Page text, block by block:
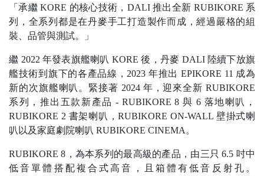
「承繼 KORE 的核心技術，DALI 推出全新 RUBIKORE 系
列，全系列都是在丹麥手工打造製作而成，經過嚴格的組
裝、品管與測試。」
繼 2022 年發表旗艦喇叭 KORE 後，丹麥 DALI 陸續下放旗
艦技術到旗下的各產品線，2023 年推出 EPIKORE 11 成為
新的次旗艦喇叭。緊接著 2024 年，迎來全新 RUBIKORE
系列，推出五款新產品 - RUBIKORE 8 與 6 落地喇叭，
RUBIKORE 2 書架喇叭，RUBIKORE ON-WALL 壁掛式喇
叭以及家庭劇院喇叭 RUBIKORE CINEMA。
RUBIKORE 8，為本系列的最高級的產品，由三只 6.5 吋中
低音單體搭配複合式高音，且箱體有低音反射孔。